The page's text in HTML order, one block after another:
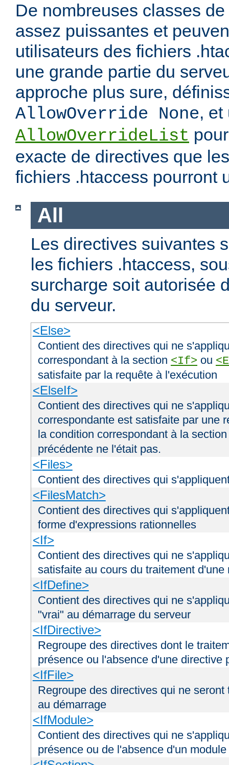
De nombreuses classes
assez puissantes et
utilisateurs des fichiers
une grande partie du
approche plus sure,
AllowOverride None, et
AllowOverrideList
exacte de directives que
fichiers .htaccess pourront
All
Les directives suivantes
les fichiers .htaccess,
surcharge soit autorisée
du serveur.
<Else>
Contient des directives qui ne
correspondant à la section <If> ou
satisfaite par la requête à l'exécution
<ElseIf>
Contient des directives qui ne
correspondante est satisfaite par une
la condition correspondant à la
précédente ne l'était pas.
<Files>
Contient des directives qui
<FilesMatch>
Contient des directives qui
forme d'expressions rationnelles
<If>
Contient des directives qui ne
satisfaite au cours du traitement d'une
<IfDefine>
Contient des directives qui ne
"vrai" au démarrage du serveur
<IfDirective>
Regroupe des directives dont le
présence ou l'absence d'une directive
<IfFile>
Regroupe des directives qui ne
au démarrage
<IfModule>
Contient des directives qui ne
présence ou de l'absence d'un